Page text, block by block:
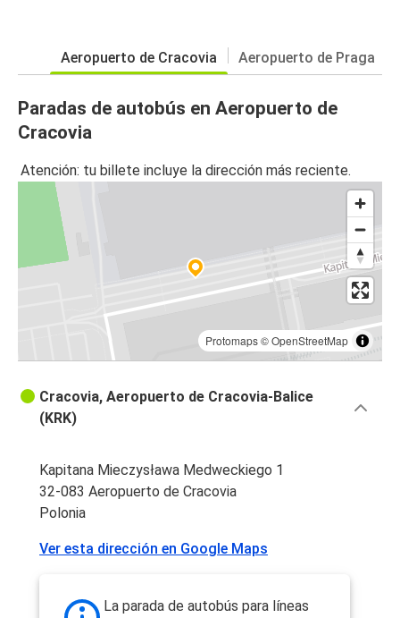
Aeropuerto de Cracovia Aeropuerto de Praga
Paradas de autobús en Aeropuerto de
Cracovia
Atención: tu billete incluye la dirección más reciente.
Protomaps©OpenStreetMap
Cracovia, Aeropuerto de Cracovia-Balice
(KRK)
Kapitana Mieczysława Medweckiego 1
32-083 Aeropuerto de Cracovia
Polonia
Ver esta dirección en Google Maps
La parada de autobús para líneas